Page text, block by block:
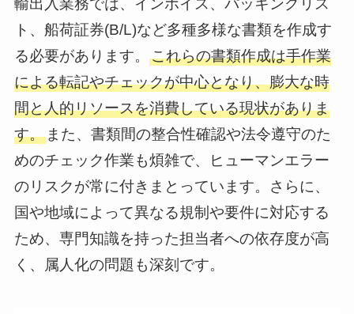
輸出入業務では、インボイス、パッキングリス
ト、船荷証券(B/L)など多種多様な書類を作成す
る必要があります。 これらの書類作成は手作業
による転記やチェックが中心となり、膨大な時
間と人的リソースを消費している現状がありま
す。また、書類間の整合性確認や法令遵守のた
めのチェック作業も煩雑で、ヒューマンエラー
のリスクが常に付きまとっています。さらに、
国や地域によって異なる規制や要件に対応する
ため、専門知識を持った担当者への依存度が高
く、属人化の問題も深刻です。